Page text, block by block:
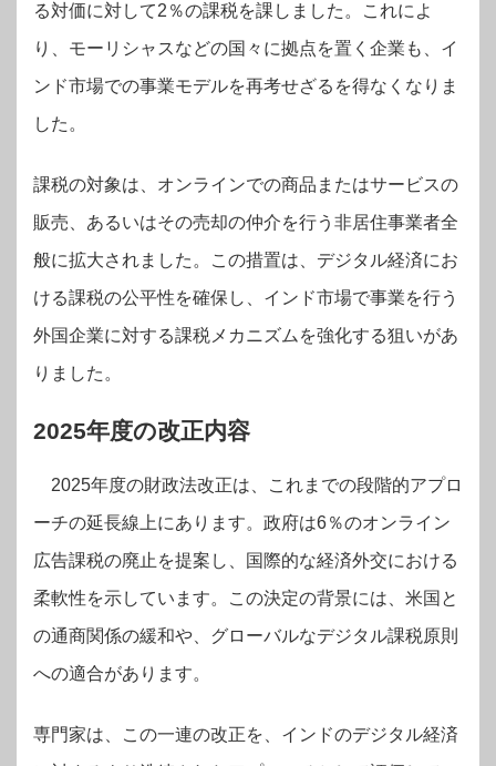
る対価に対して2％の課税を課しました。これによ
り、モーリシャスなどの国々に拠点を置く企業も、イ
ンド市場での事業モデルを再考せざるを得なくなりま
した。
課税の対象は、オンラインでの商品またはサービスの
販売、あるいはその売却の仲介を行う非居住事業者全
般に拡大されました。この措置は、デジタル経済にお
ける課税の公平性を確保し、インド市場で事業を行う
外国企業に対する課税メカニズムを強化する狙いがあ
りました。
2025年度の改正内容
2025年度の財政法改正は、これまでの段階的アプロ
ーチの延長線上にあります。政府は6％のオンライン
広告課税の廃止を提案し、国際的な経済外交における
柔軟性を示しています。この決定の背景には、米国と
の通商関係の緩和や、グローバルなデジタル課税原則
への適合があります。
専門家は、この一連の改正を、インドのデジタル経済